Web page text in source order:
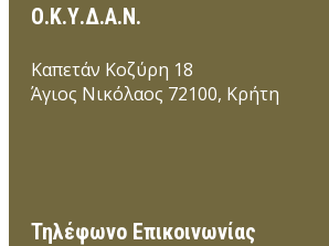
Ο.Κ.Υ.Δ.Α.Ν.
Καπετάν Κοζύρη 18
Άγιος Νικόλαος 72100, Κρήτη
Τηλέφωνο Επικοινωνίας